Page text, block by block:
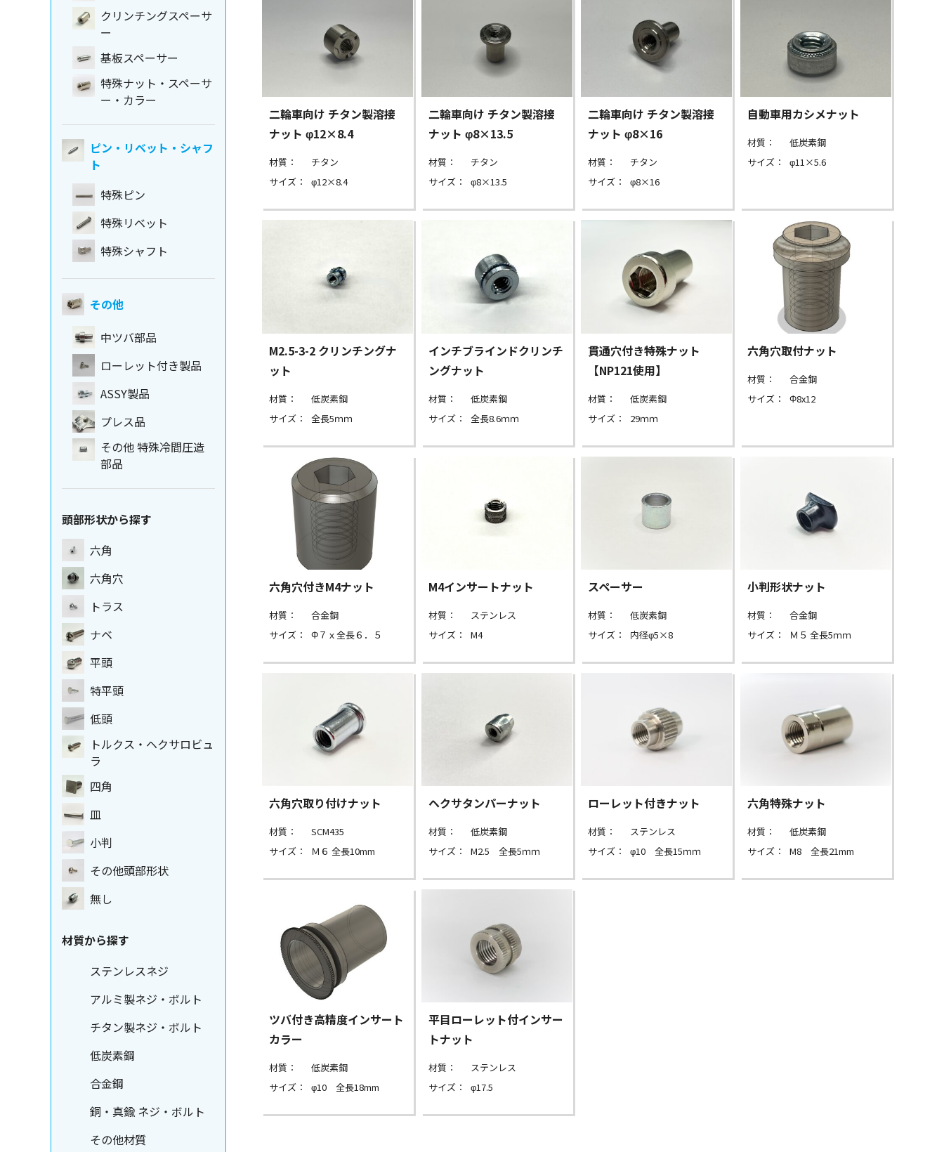
二輪車向け チタン製溶接
ナット φ12×8.4
材質：
チタン
サイズ：
φ12×8.4
二輪車向け チタン製溶接
ナット φ8×13.5
材質：
チタン
サイズ：
φ8×13.5
二輪車向け チタン製溶接
ナット φ8×16
材質：
チタン
サイズ：
φ8×16
自動車用カシメナット
材質：
低炭素鋼
サイズ：
φ11×5.6
M2.5-3-2 クリンチングナ
ット
材質：
低炭素鋼
サイズ：
全長5ｍｍ
インチブラインドクリンチ
ングナット
材質：
低炭素鋼
サイズ：
全長8.6ｍｍ
貫通穴付き特殊ナット
【NP121使用】
材質：
低炭素鋼
サイズ：
29ｍｍ
六角穴取付ナット
材質：
合金鋼
サイズ：
Φ8x12
六角穴付きM4ナット
材質：
合金鋼
サイズ：
Φ７ｘ全長６．５
M4インサートナット
材質：
ステンレス
サイズ：
M4
スペーサー
材質：
低炭素鋼
サイズ：
内径φ5×8
小判形状ナット
材質：
合金鋼
サイズ：
Ｍ５ 全長5ｍｍ
六角穴取り付けナット
材質：
SCM435
サイズ：
Ｍ６ 全長10mm
ヘクサタンパーナット
材質：
低炭素鋼
サイズ：
M2.5 全長5ｍｍ
ローレット付きナット
材質：
ステンレス
サイズ：
φ10 全長15ｍｍ
六角特殊ナット
材質：
低炭素鋼
サイズ：
M8 全長21mm
ツバ付き高精度インサート
カラー
材質：
低炭素鋼
サイズ：
φ10 全長18mm
平目ローレット付インサー
トナット
材質：
ステンレス
サイズ：
φ17.5
クリンチングスペーサ
ー
基板スペーサー
特殊ナット・スペーサ
ー・カラー
ピン・リベット・シャフ
ト
特殊ピン
特殊リベット
特殊シャフト
その他
中ツバ部品
ローレット付き製品
ASSY製品
プレス品
その他 特殊冷間圧造
部品
頭部形状から探す
六角
六角穴
トラス
ナベ
平頭
特平頭
低頭
トルクス・ヘクサロビュ
ラ
四角
皿
小判
その他頭部形状
無し
材質から探す
ステンレスネジ
アルミ製ネジ・ボルト
チタン製ネジ・ボルト
低炭素鋼
合金鋼
銅・真鍮 ネジ・ボルト
その他材質